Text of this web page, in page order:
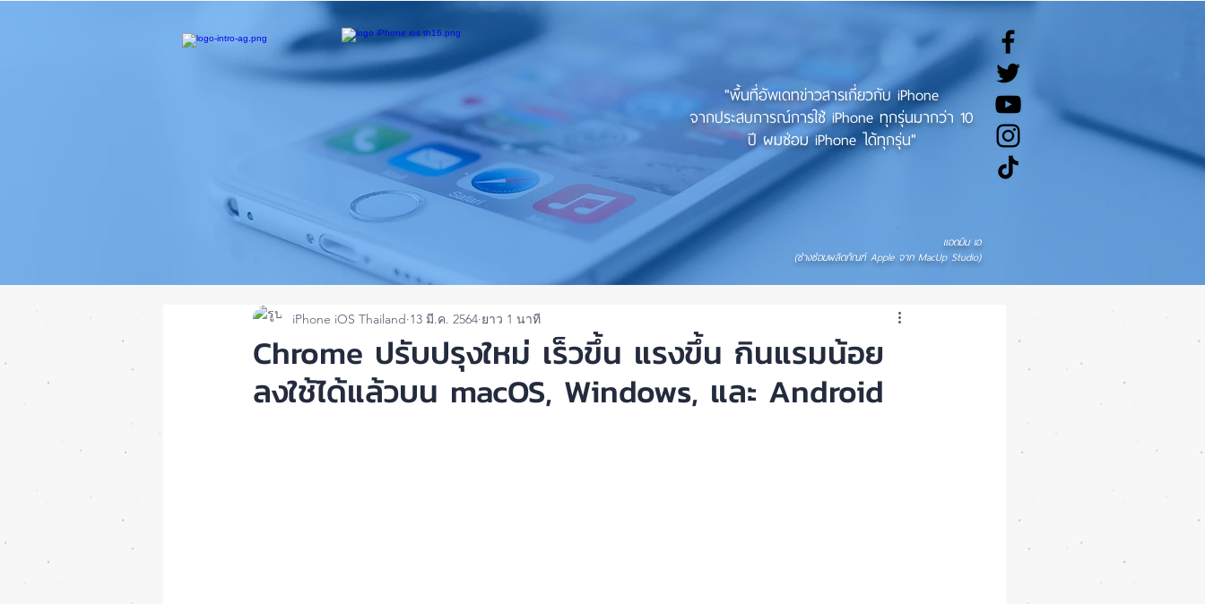
"พื้นที่อัพเดทข่าวสารเกี่ยวกับ iPhone
จากประสบการณ์การใช้ iPhone ทุกรุ่นมากว่า 10
ปี ผมซ่อม iPhone ได้ทุกรุ่น"
แอดมิน เอ
(ช่างซ่อมผลิตภัณฑ์ Apple จาก MacUp Studio)
Chrome ปรับปรุงใหม่ เร็วขึ้น แรงขึ้น กินแรมน้อย
ลงใช้ได้แล้วบน macOS, Windows, และ Android
iPhone iOS Thailand 13 มี.ค. 2564 ยาว 1 นาที